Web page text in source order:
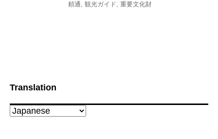
頼通, 観光ガイド, 重要文化財
Translation